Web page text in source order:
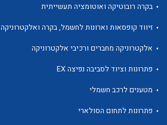
בקרה רובוטיקה ואוטומציה תעשייתית
זיווד קופסאות וארונות לחשמל, בקרה ואלקטרוניקה
אלקטרוניקה מחברים ורכיבי אלקטרוניקה
פתרונות וציוד לסביבה נפיצה EX
מטענים לרכב חשמלי
פתרונות לתחום הסולארי